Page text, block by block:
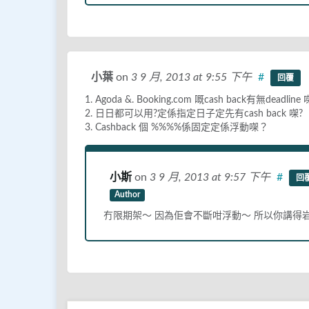
小葉 on 3 9 月, 2013 at 9:55 下午 # 回覆
1. Agoda &. Booking.com 嘅cash back有無deadline
2. 日日都可以用?定係指定日子定先有cash back 㗎?
3. Cashback 個 %%%%係固定定係浮動㗎？
小斯 on 3 9 月, 2013 at 9:57 下午
Author
# 回
冇限期架〜 因為佢會不斷咁浮動〜 所以你講得